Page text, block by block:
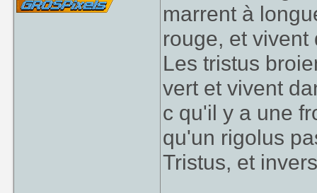
marrent à
rouge, et
Les tristus
vert et vivent
c qu'il y a une
qu'un rigolus
Tristus, et